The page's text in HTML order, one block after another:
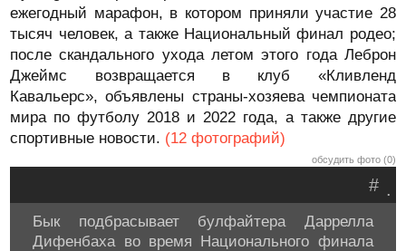
ежегодный марафон, в котором приняли участие 28
тысяч человек, а также Национальный финал родео;
после скандального ухода летом этого года Леброн
Джеймс возвращается в клуб «Кливленд
Кавальерс», объявлены страны-хозяева чемпионата
мира по футболу 2018 и 2022 года, а также другие
спортивные новости. (12 фотографий)
обсудить фото (0)
.
#
Бык подбрасывает булфайтера Даррелла
Дифенбаха во время Национального финала